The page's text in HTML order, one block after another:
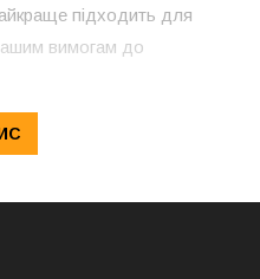
підходить для
вимогам до